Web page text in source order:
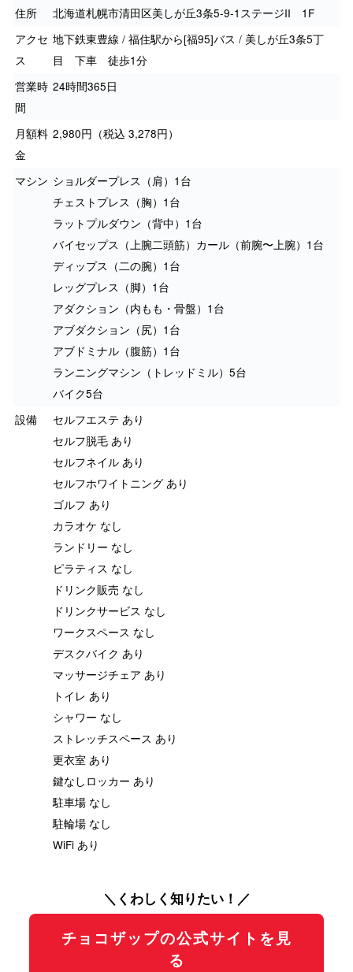
住所
北海道札幌市清田区美しが丘3条5-9-1ステージII 1F
アクセ
ス
地下鉄東豊線 / 福住駅から[福95]バス / 美しが丘3条5丁
目 下車 徒歩1分
営業時
間
24時間365日
月額料
金
2,980円（税込 3,278円）
マシン ショルダープレス（肩）1台
チェストプレス（胸）1台
ラットプルダウン（背中）1台
バイセップス（上腕二頭筋）カール（前腕〜上腕）1台
ディップス（二の腕）1台
レッグプレス（脚）1台
アダクション（内もも・骨盤）1台
アブダクション（尻）1台
アブドミナル（腹筋）1台
ランニングマシン（トレッドミル）5台
バイク5台
設備
セルフエステ あり
セルフ脱毛 あり
セルフネイル あり
セルフホワイトニング あり
ゴルフ あり
カラオケ なし
ランドリー なし
ピラティス なし
ドリンク販売 なし
ドリンクサービス なし
ワークスペース なし
デスクバイク あり
マッサージチェア あり
トイレ あり
シャワー なし
ストレッチスペース あり
更衣室 あり
鍵なしロッカー あり
駐車場 なし
駐輪場 なし
WiFi あり
＼くわしく知りたい！／
チョコザップの公式サイトを見
る